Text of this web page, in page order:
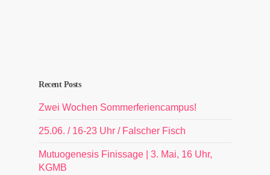
Recent Posts
Zwei Wochen Sommerferiencampus!
25.06. / 16-23 Uhr / Falscher Fisch
Mutuogenesis Finissage | 3. Mai, 16 Uhr,
KGMB